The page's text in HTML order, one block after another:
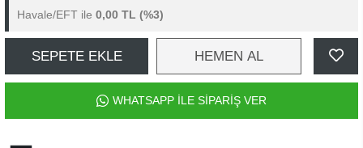
Havale/EFT ile 0,00 TL (%3)
SEPETE EKLE HEMEN AL
WHATSAPP İLE SİPARİŞ VER